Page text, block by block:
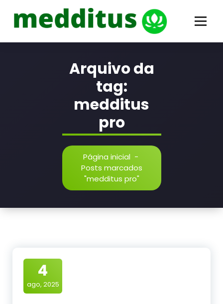
para
Arquivo da
tag:
medditus
pro
Página inicial -
Posts marcados
"medditus pro"
4
ago, 2025